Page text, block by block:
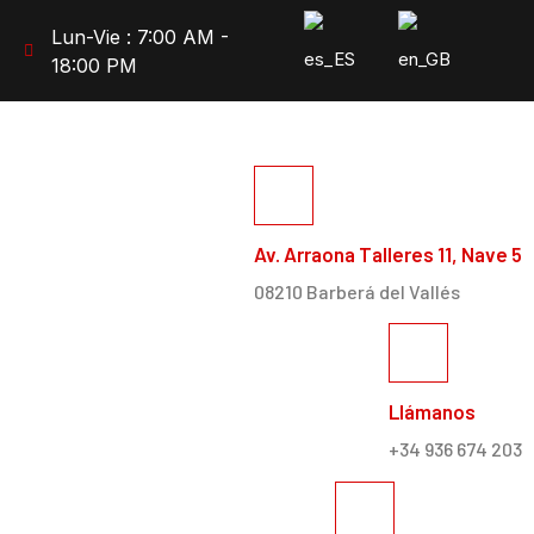
Lun-Vie : 7:00 AM -
18:00 PM
Av. Arraona Talleres 11, Nave 5
08210 Barberá del Vallés
Llámanos
+34 936 674 203